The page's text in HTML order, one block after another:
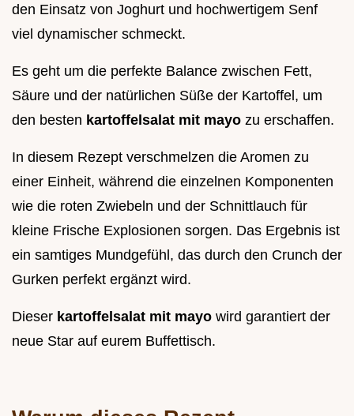
den Einsatz von Joghurt und hochwertigem Senf
viel dynamischer schmeckt.
Es geht um die perfekte Balance zwischen Fett,
Säure und der natürlichen Süße der Kartoffel, um
den besten kartoffelsalat mit mayo zu erschaffen.
In diesem Rezept verschmelzen die Aromen zu
einer Einheit, während die einzelnen Komponenten
wie die roten Zwiebeln und der Schnittlauch für
kleine Frische Explosionen sorgen. Das Ergebnis ist
ein samtiges Mundgefühl, das durch den Crunch der
Gurken perfekt ergänzt wird.
Dieser kartoffelsalat mit mayo wird garantiert der
neue Star auf eurem Buffettisch.